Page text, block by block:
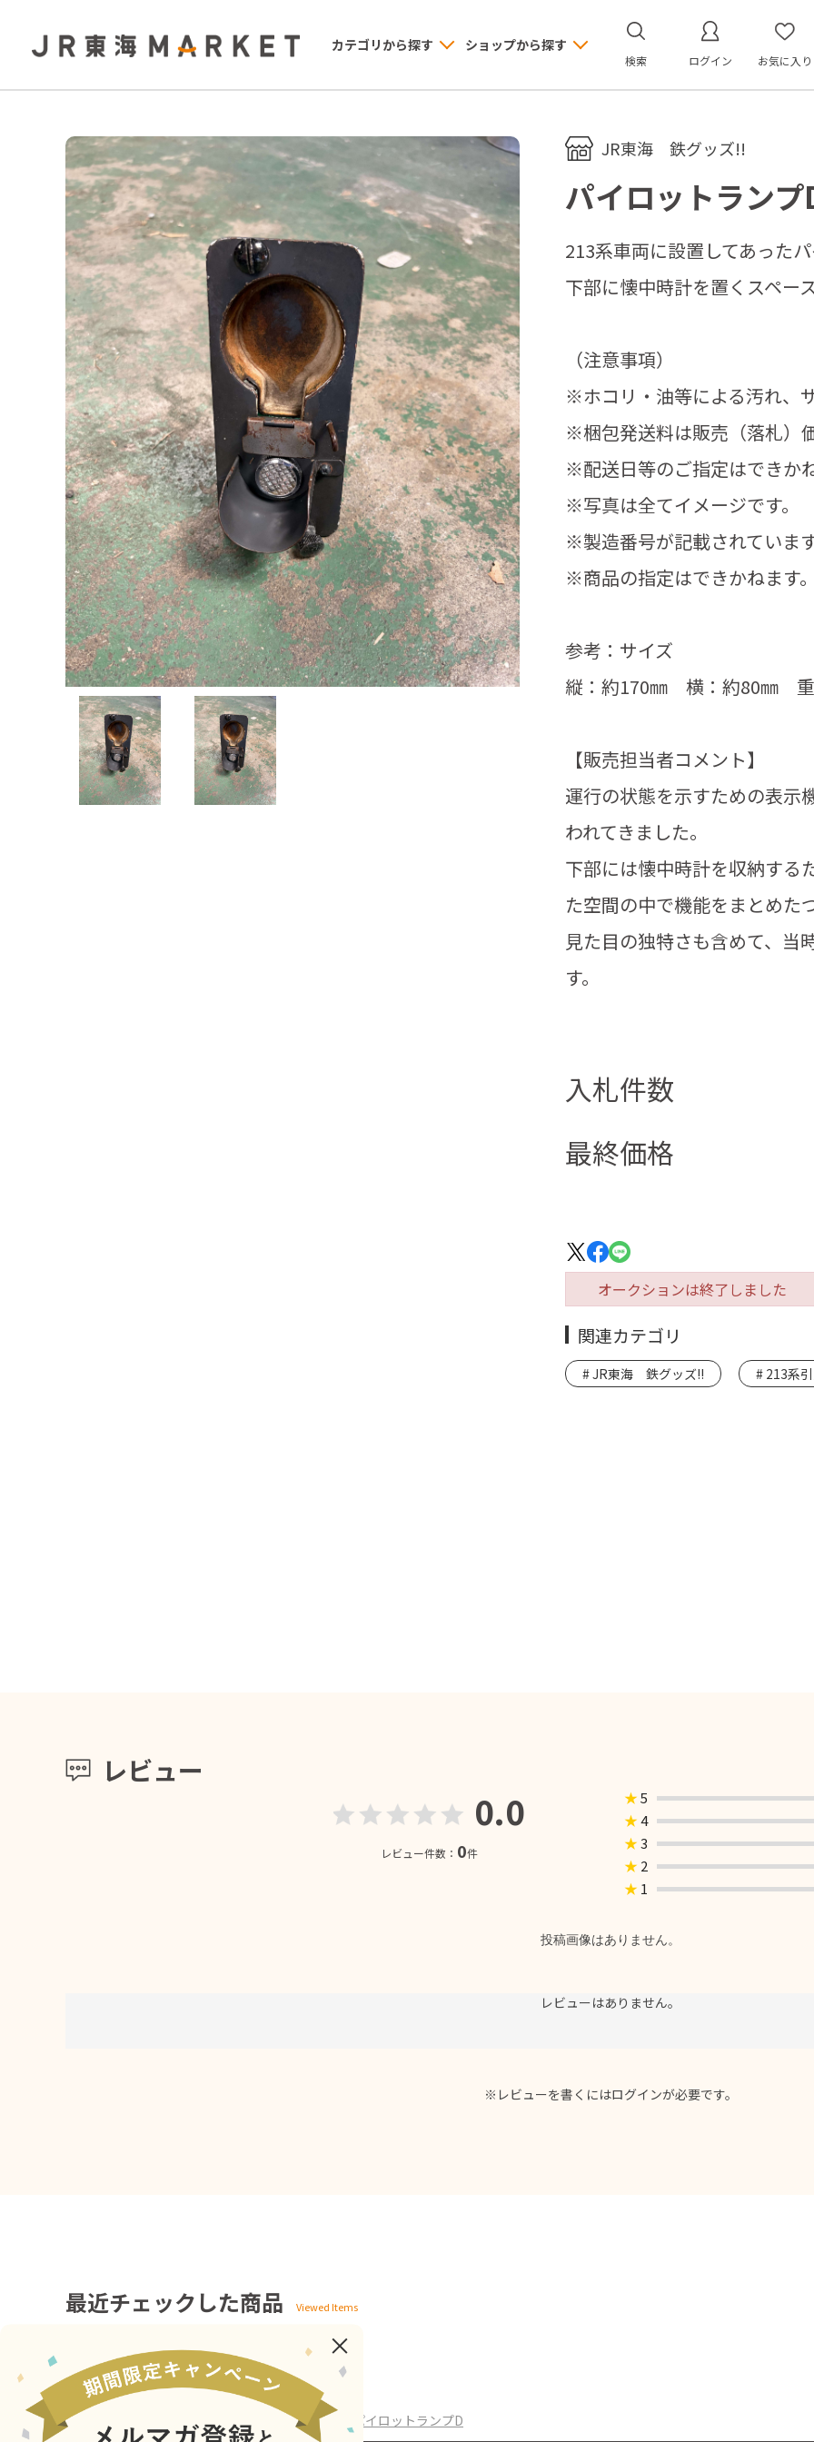
カテゴリから探す ショップから探す
検索 ログイン お気に入り
JR東海 鉄グッズ!!
パイロットランプ
入札件数
最終価格
オークションは終了しました
213系車両に設置してあった
下部に懐中時計を置くスペー
（注意事項）
※ホコリ・油等による汚れ、
※梱包発送料は販売（落札）
※配送日等のご指定はできか
※写真は全てイメージです。
※製造番号が記載されていま
※商品の指定はできかねます
参考：サイズ
縦：約170㎜ 横：約80㎜
【販売担当者コメント】
運行の状態を示すための表示
われてきました。
下部には懐中時計を収納する
た空間の中で機能をまとめた
見た目の独特さも含めて、当
す。
関連カテゴリ
JR東海 鉄グッズ!! 213系
レビュー
0.0
レビュー件数： 0件
★5
★4
★3
★ 2
★ 1
投稿画像はありません。
レビューはありません。
※レビューを書くにはログインが必要です。
最近チェックした商品
ホーム JR東海 鉄グッズ!! >213系引退企画 パイロットランプD